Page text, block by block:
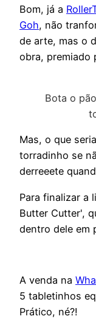
Bom, já a
Goh, não
de arte, mas o
obra, premiado
Bota o
Mas, o que
torradinho se
derreeete
Para finalizar a
Butter Cutter',
dentro dele em
A venda na
5 tabletinhos
Prático, né?!